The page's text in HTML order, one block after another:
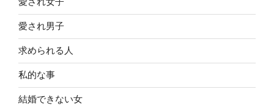
愛され男子
求められる人
私的な事
結婚できない女